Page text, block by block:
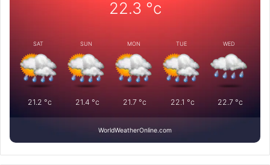
22.3 °c
SAT
21.2 °c
SUN
21.4 °c
MON
21.7 °c
TUE
22.1 °c
WED
22.7 °c
WorldWeatherOnline.com